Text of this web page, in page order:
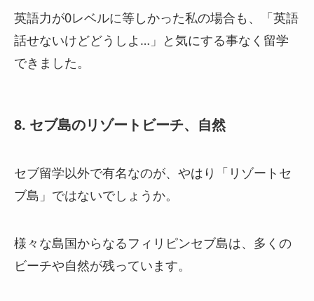
英語力が0レベルに等しかった私の場合も、「英語
話せないけどどうしよ…」と気にする事なく留学
できました。
8. セブ島のリゾートビーチ、自然
セブ留学以外で有名なのが、やはり「リゾートセ
ブ島」ではないでしょうか。
様々な島国からなるフィリピンセブ島は、多くの
ビーチや自然が残っています。